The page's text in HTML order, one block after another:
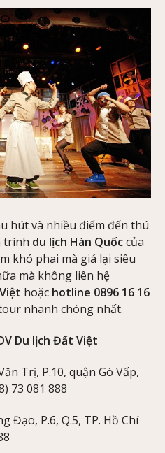
hút và nhiều điểm đến thú
trình du lịch Hàn Quốccủa
khó phai mà giá lại siêu
mà không liên hệ
hoặc hotline 0896 16 16
nhanh chóng nhất.
Du lịch Đất Việt
Trị, P.10, quận Gò Vấp,
73 081 888
Đạo, P.6, Q.5, TP. Hồ Chí